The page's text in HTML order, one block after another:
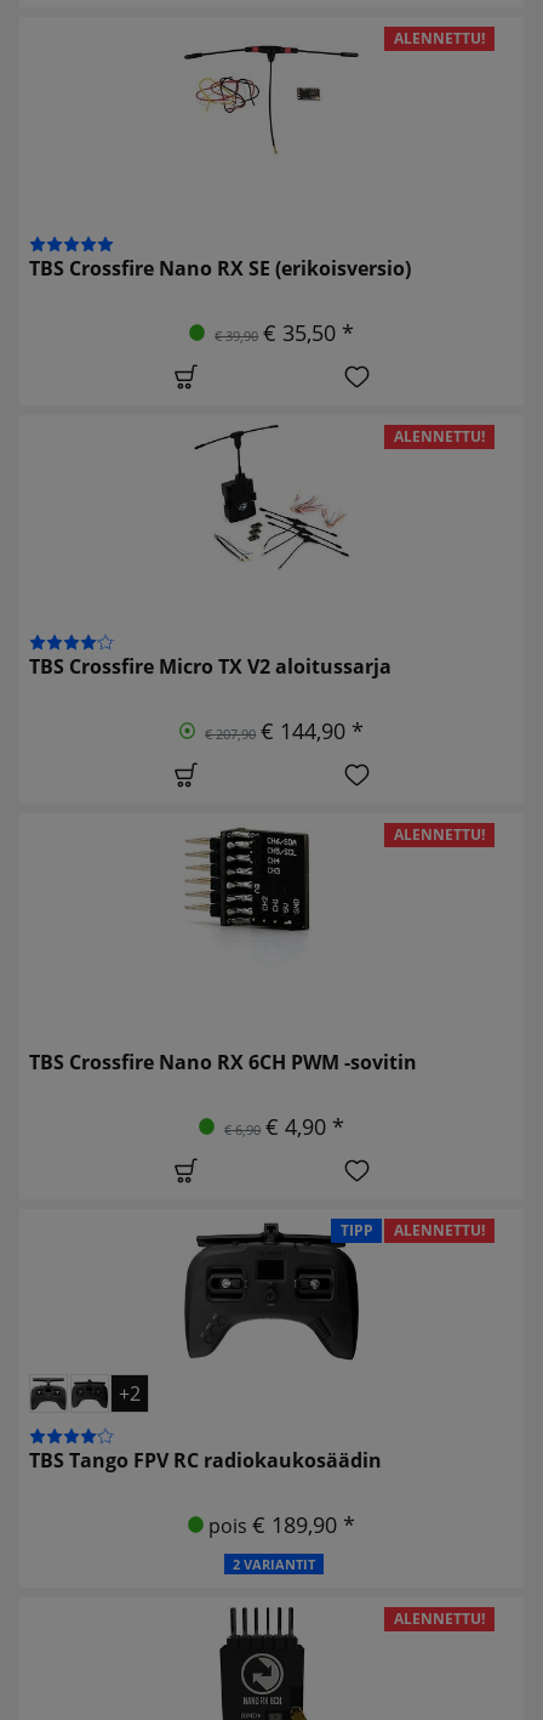
ALENNETTU!
TBS Crossfire Nano RX SE (erikoisversio)
€ 39,90 € 35,50 *
ALENNETTU!
TBS Crossfire Micro TX V2 aloitussarja
€ 207,90 € 144,90 *
ALENNETTU!
TBS Crossfire Nano RX 6CH PWM -sovitin
€ 6,90 € 4,90 *
TIPP ALENNETTU!
+2
TBS Tango FPV RC radiokaukosäädin
pois€ 189,90 *
2 VARIANTIT
ALENNETTU!